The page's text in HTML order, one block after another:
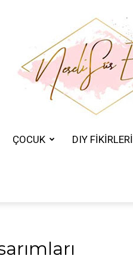
ÇOCUK DIY FİKİRLERİ